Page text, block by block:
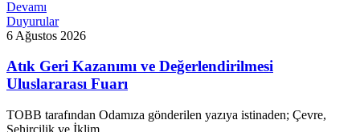
Devamı
Duyurular
6 Ağustos 2026
Atık Geri Kazanımı ve Değerlendirilmesi
Uluslararası Fuarı
TOBB tarafından Odamıza gönderilen yazıya istinaden; Çevre,
Şehircilik ve İklim…